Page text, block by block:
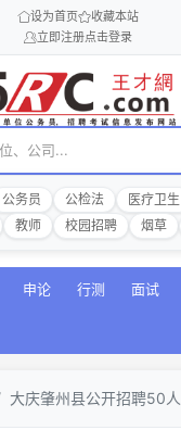
设为首页
收藏本站
立即注册点击登录
公务员 公检法 医疗卫生
教师 校园招聘 烟草
申论 行测 面试
大庆肇州县公开招聘50